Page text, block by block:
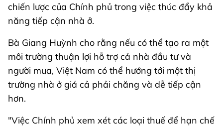
chiến lược của Chính phủ trong việc thúc đẩy khả
năng tiếp cận nhà ở.
Bà Giang Huỳnh cho rằng nếu có thể tạo ra một
môi trường thuận lợi hỗ trợ cả nhà đầu tư và
người mua, Việt Nam có thể hướng tới một thị
trường nhà ở giá cả phải chăng và dễ tiếp cận
hơn.
"Việc Chính phủ xem xét các loại thuế để hạn chế